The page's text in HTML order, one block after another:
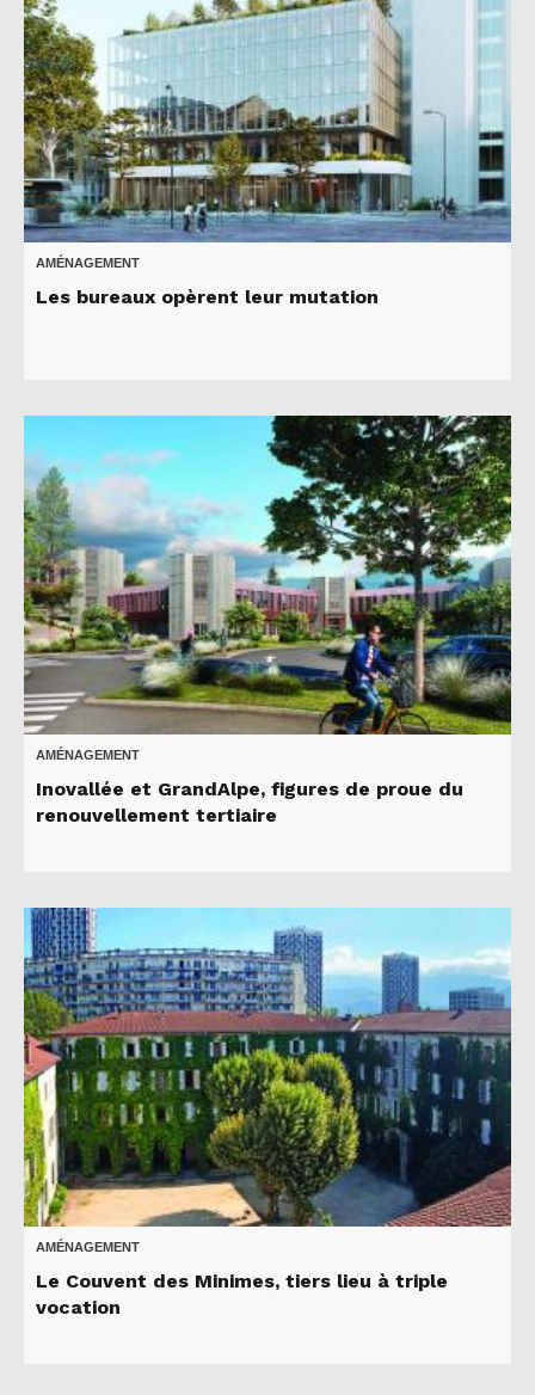
AMÉNAGEMENT
Les bureaux opèrent leur mutation
AMÉNAGEMENT
Inovallée et GrandAlpe, figures de proue du
renouvellement tertiaire
AMÉNAGEMENT
Le Couvent des Minimes, tiers lieu à triple
vocation